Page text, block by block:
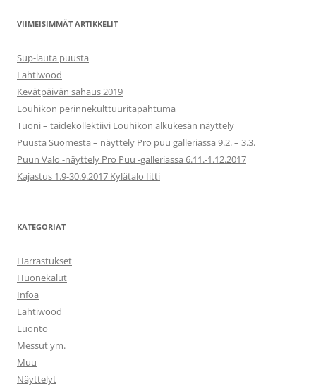
VIIMEISIMMÄT ARTIKKELIT
Sup-lauta puusta
Lahtiwood
Kevätpäivän sahaus 2019
Louhikon perinnekulttuuritapahtuma
Tuoni – taidekollektiivi Louhikon alkukesän näyttely
Puusta Suomesta – näyttely Pro puu galleriassa 9.2. – 3.3.
Puun Valo -näyttely Pro Puu -galleriassa 6.11.-1.12.2017
Kajastus 1.9-30.9.2017 Kylätalo Iitti
KATEGORIAT
Harrastukset
Huonekalut
Infoa
Lahtiwood
Luonto
Messut ym.
Muu
Näyttelyt